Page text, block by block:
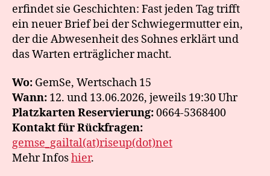
erfindet sie Geschichten: Fast jeden Tag trifft
ein neuer Brief bei der Schwiegermutter ein,
der die Abwesenheit des Sohnes erklärt und
das Warten erträglicher macht.
Wo: GemSe, Wertschach 15
Wann: 12. und 13.06.2026, jeweils 19:30 Uhr
Platzkarten Reservierung:0664-5368400
Kontakt für Rückfragen:
gemse_gailtal(at)riseup(dot)net
Mehr Infoshier.